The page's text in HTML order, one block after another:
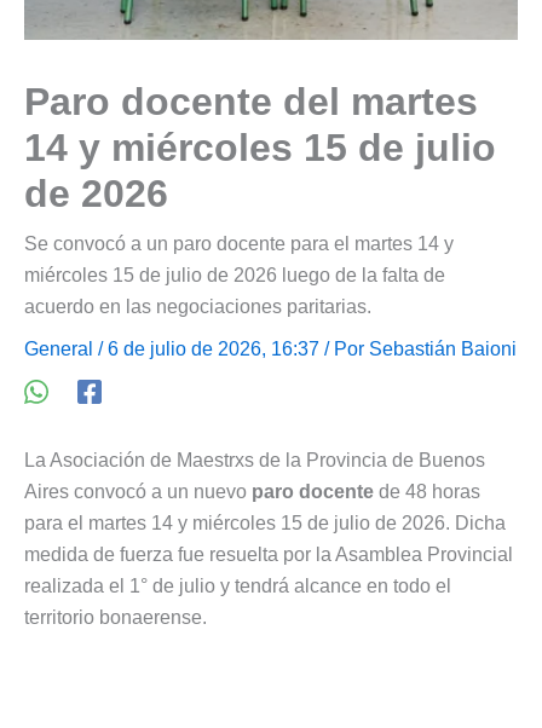
Paro docente del martes
14 y miércoles 15 de julio
de 2026
Se convocó a un paro docente para el martes 14 y
miércoles 15 de julio de 2026 luego de la falta de
acuerdo en las negociaciones paritarias.
General / 6 de julio de 2026, 16:37 / Por Sebastián Baioni
La Asociación de Maestrxs de la Provincia de Buenos
Aires convocó a un nuevo paro docente de 48 horas
para el martes 14 y miércoles 15 de julio de 2026. Dicha
medida de fuerza fue resuelta por la Asamblea Provincial
realizada el 1° de julio y tendrá alcance en todo el
territorio bonaerense.